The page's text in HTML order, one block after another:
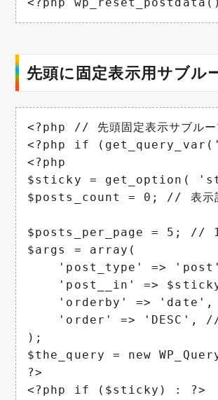
先頭に固定表示用サブル
<?php // 先頭固定表示サブル
<?php if
<?php
$sticky = get_option(
$posts_count = 0; // 表示記
$posts_per_page = 5; // 1ペ
$args = array(
'post_type' =>
'post__in' => $sticky,
'orderby' => 'date',
'order' => 'DESC', //
);
$the_query = new
?>
<?php if ($sticky) : ?>